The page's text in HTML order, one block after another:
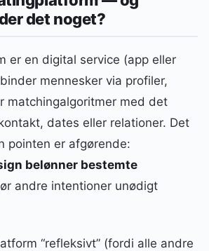
det noget?
er en digital service (app eller
mennesker via profiler,
matchingalgoritmer med det
dates eller relationer. Det
pointen er afgørende:
belønner bestemte
andre intentioner unødigt
“refleksivt” (fordi alle andre